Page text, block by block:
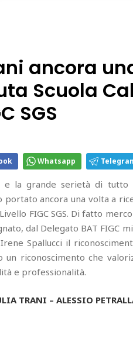
ancora
Scuola
SGS
Whatsapp
la grande serietà di tutto
portato ancora una volta a
FIGC SGS. Di fatto
dal Delegato BAT FIGC
Spallucci il
un riconoscimento che
e professionalità.
TRANI – ALESSIO